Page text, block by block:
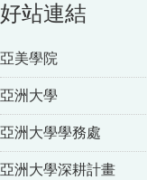
好站連結
亞美學院
亞洲大學
亞洲大學學務處
亞洲大學深耕計畫